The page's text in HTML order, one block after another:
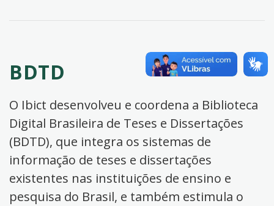
BDTD
O Ibict desenvolveu e coordena a Biblioteca
Digital Brasileira de Teses e Dissertações
(BDTD), que integra os sistemas de
informação de teses e dissertações
existentes nas instituições de ensino e
pesquisa do Brasil, e também estimula o